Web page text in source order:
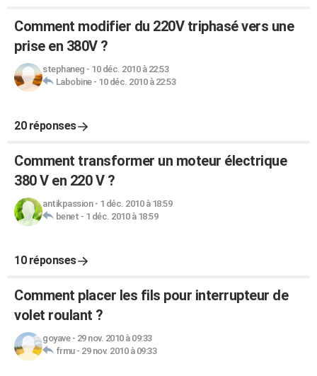
Comment modifier du 220V triphasé vers une
prise en 380V ?
stephaneg - 10 déc. 2010 à 22:53
Labobine- 10 déc. 2010 à 22:53
20 réponses
Comment transformer un moteur électrique
380 V en 220 V ?
antikpassion- 1 déc. 2010 à 18:59
benet - 1 déc. 2010 à 18:59
10 réponses
Comment placer les fils pour interrupteur de
volet roulant ?
goyave- 29 nov. 2010 à 09:33
frmu- 29 nov. 2010 à 09:33